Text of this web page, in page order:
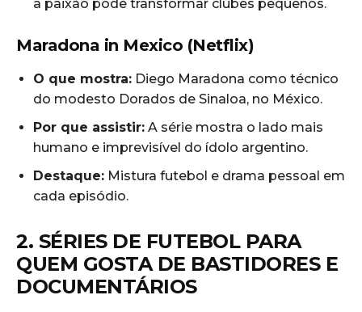
a paixão pode transformar clubes pequenos.
Maradona in Mexico (Netflix)
O que mostra: Diego Maradona como técnico
do modesto Dorados de Sinaloa, no México.
Por que assistir: A série mostra o lado mais
humano e imprevisível do ídolo argentino.
Destaque: Mistura futebol e drama pessoal em
cada episódio.
2. SÉRIES DE FUTEBOL PARA
QUEM GOSTA DE BASTIDORES E
DOCUMENTÁRIOS